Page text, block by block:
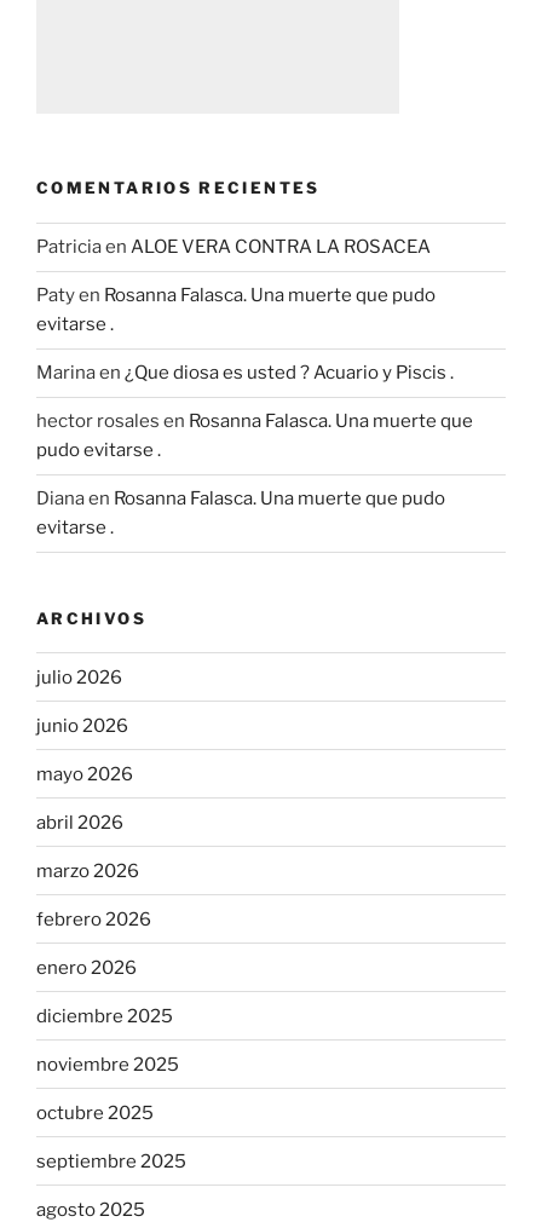
COMENTARIOS RECIENTES
Patriciaen ALOE VERA CONTRA LA ROSACEA
Patyen Rosanna Falasca. Una muerte que pudo
evitarse .
Marinaen ¿Que diosa es usted ? Acuario y Piscis .
hector rosales en Rosanna Falasca. Una muerte que
pudo evitarse .
Dianaen Rosanna Falasca. Una muerte que pudo
evitarse .
ARCHIVOS
julio 2026
junio 2026
mayo 2026
abril 2026
marzo 2026
febrero 2026
enero 2026
diciembre 2025
noviembre 2025
octubre 2025
septiembre 2025
agosto 2025